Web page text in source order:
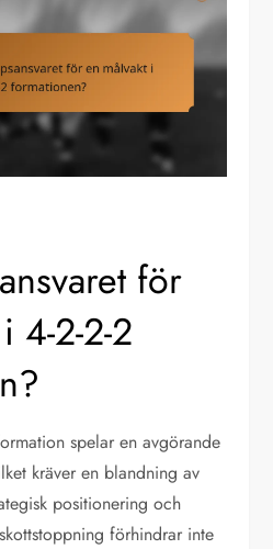
för
4-2-2-2
spelar en avgörande
kräver en blandning av
positionering och
förhindrar inte